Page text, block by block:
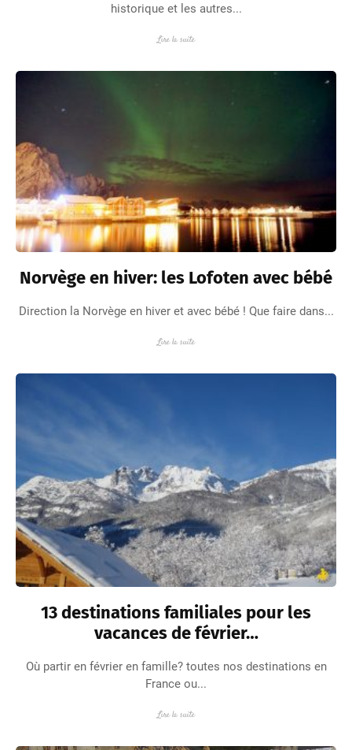
historique et les autres...
Lire la suite
Norvège en hiver: les Lofoten avec bébé
Direction la Norvège en hiver et avec bébé ! Que faire dans...
Lire la suite
13 destinations familiales pour les
vacances de février…
Où partir en février en famille? toutes nos destinations en
France ou...
Lire la suite